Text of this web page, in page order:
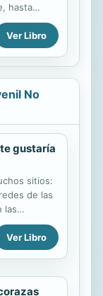
hasta
del
clave de
en
que
muchos
Ver Libro
No
gustaría
sitios:
de las
las
en los
hay obras
retratos,
dibujado y
Ver Libro